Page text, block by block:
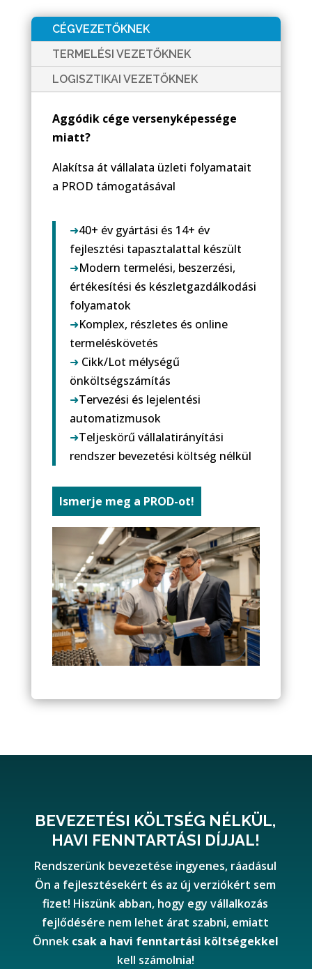
CÉGVEZETŐKNEK
TERMELÉSI VEZETŐKNEK
LOGISZTIKAI VEZETŐKNEK
Aggódik cége versenyképessége
miatt?
Alakítsa át vállalata üzleti folyamatait
a PROD támogatásával
➜40+ év gyártási és 14+ év
fejlesztési tapasztalattal készült
➜Modern termelési, beszerzési,
értékesítési és készletgazdálkodási
folyamatok
➜Komplex, részletes és online
termeléskövetés
➜Cikk/Lot mélységű
önköltségszámítás
➜Tervezési és lejelentési
automatizmusok
➜Teljeskörű vállalatirányítási
rendszer bevezetési költség nélkül
Ismerje meg a PROD-ot!
BEVEZETÉSI KÖLTSÉG NÉLKÜL,
HAVI FENNTARTÁSI DÍJJAL!
Rendszerünk bevezetése ingyenes, ráadásul
Ön a fejlesztésekért és az új verziókért sem
fizet! Hiszünk abban, hogy egy vállalkozás
fejlődésére nem lehet árat szabni, emiatt
Önnek csak a havi fenntartási költségekkel
kell számolnia!